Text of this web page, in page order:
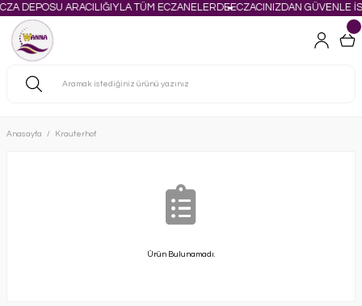
DEPOSU ARACILIĞIYLA TÜM ECZANELERDEECZACINIZDAN GÜVENLE
Anasayfa Krauterhof
Ürün Bulunamadı.